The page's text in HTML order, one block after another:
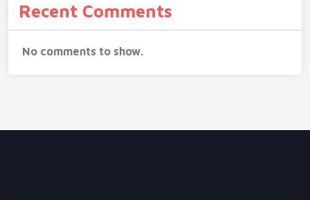
Recent Comments
No comments to show.